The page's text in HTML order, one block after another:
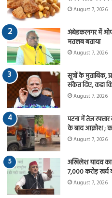
August 7, 2026
अंबेडकरनगर में
मतलब बताया
August 7, 2026
सूत्रों के मुताबिक,
संकेत दिए, कहा
August 7, 2026
पटना में तेज
के बाद आक्रोश ;
August 7, 2026
अखिलेश यादव का
7,000 करोड़ खर्च
August 7, 2026